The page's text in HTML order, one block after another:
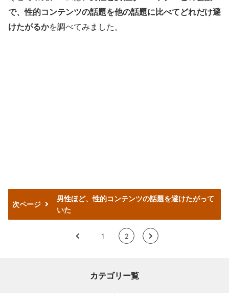
で、性的コンテンツの話題を他の話題に比べてどれだけ避
けたがるかを調べてみました。
次ページ
男性ほど、性的コンテンツの話題を避けたがって
いた
< 1 2 >
カテゴリー覧